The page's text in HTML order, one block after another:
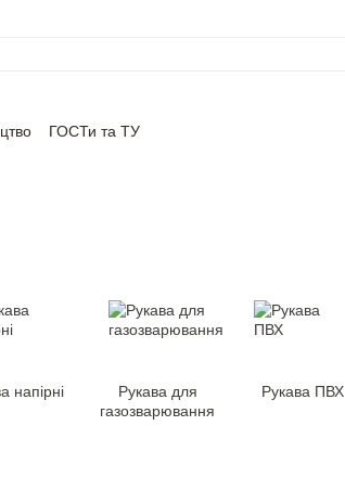
ГОСТи та ТУ
напірні
Рукава для
газозварювання
Рукава ПВХ